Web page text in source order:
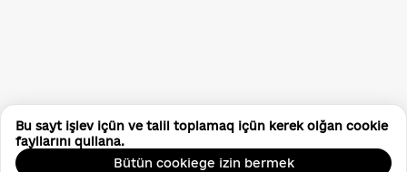
Bu sayt işlev içün ve talil toplamaq içün kerek olğan cookie
fayllarını qullana.
Bütün cookiege izin bermek